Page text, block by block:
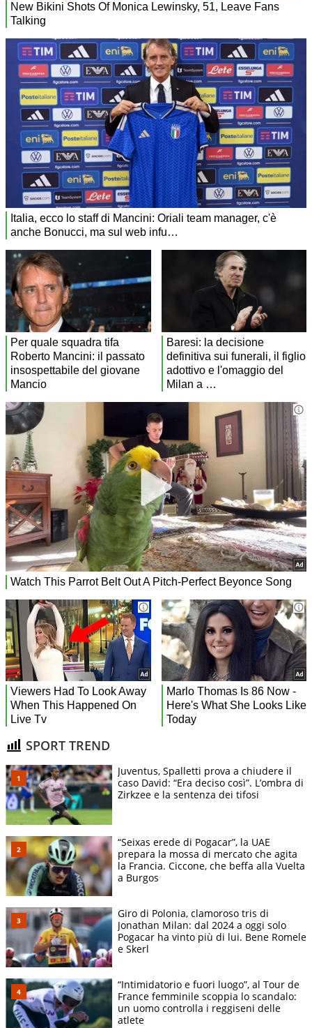
SPORT TREND
Juventus, Spalletti prova a chiudere il
caso David: “Era deciso così”. L’ombra di
Zirkzee e la sentenza dei tifosi
“Seixas erede di Pogacar”, la UAE
prepara la mossa di mercato che agita
la Francia. Ciccone, che beffa alla Vuelta
a Burgos
Giro di Polonia, clamoroso tris di
Jonathan Milan: dal 2024 a oggi solo
Pogacar ha vinto più di lui. Bene Romele
e Skerl
“Intimidatorio e fuori luogo”, al Tour de
France femminile scoppia lo scandalo:
un uomo controlla i reggiseni delle
atlete